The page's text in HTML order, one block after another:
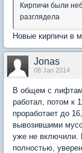
Кирпичи были
разглядела
Новые кирпичи в
Jonas
08 Jan 2014
В общем с
работал, потом к
проработает до
вывозившими
уже не включили.
полностью,